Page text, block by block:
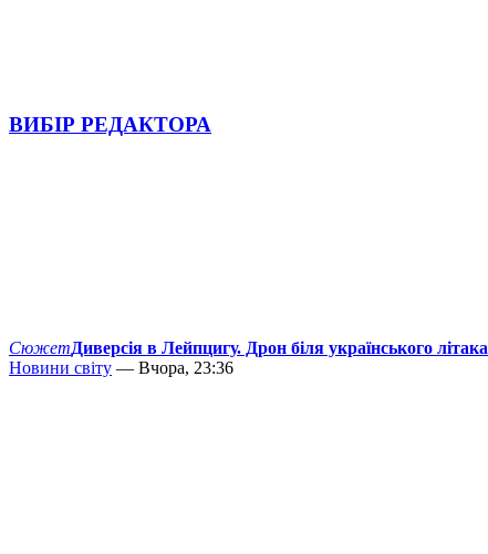
ВИБІР РЕДАКТОРА
СюжетДиверсія в Лейпцигу. Дрон біля українського літака
Новини світу — Вчора, 23:36